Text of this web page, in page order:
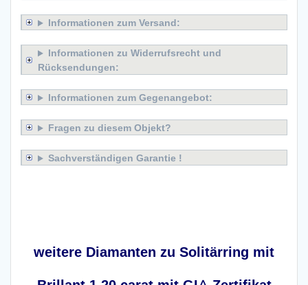
Informationen zum Versand:
Informationen zu Widerrufsrecht und
Rücksendungen:
Informationen zum Gegenangebot:
Fragen zu diesem Objekt?
Sachverständigen Garantie !
weitere Diamanten zu Solitärring mit